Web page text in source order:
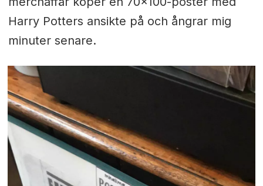
Harry Potters ansikte på och ångrar mig
minuter senare.